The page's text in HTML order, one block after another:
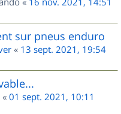
sur pneus enduro
« 13 sept. 2021, 19:54
« 01 sept. 2021, 10:11